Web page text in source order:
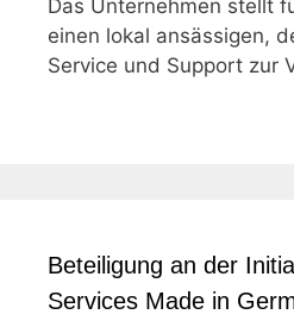
Das Unternehmen stellt
einen lokal ansässigen,
Service und Support zur
Beteiligung an der
Services Made in